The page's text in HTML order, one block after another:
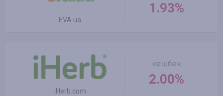
EVA.ua
1.93%
iHerb.com
кешбек
2.00%